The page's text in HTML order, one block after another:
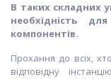
В таких складних
необхідність
компонентів.
Прохання до всіх,
відповідну